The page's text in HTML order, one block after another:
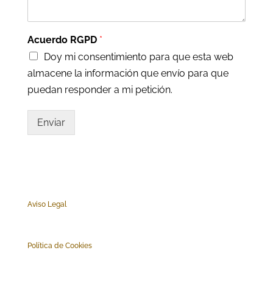
Acuerdo RGPD *
Doy mi consentimiento para que esta web
almacene la información que envío para que
puedan responder a mi petición.
Enviar
Aviso Legal
Política de Cookies